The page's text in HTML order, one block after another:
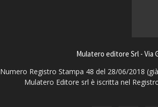
Mulatero editore Srl - Via
Numero Registro Stampa 48 del 28/06/2018
Mulatero Editore srl è iscritta nel